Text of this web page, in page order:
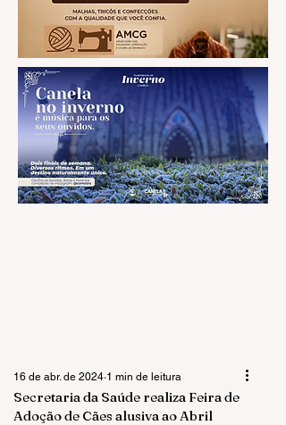
Secretaria da Saúde realiza Feira de
Adoção de Cães alusiva ao Abril
16 de abr. de 2024 1 min de leitura